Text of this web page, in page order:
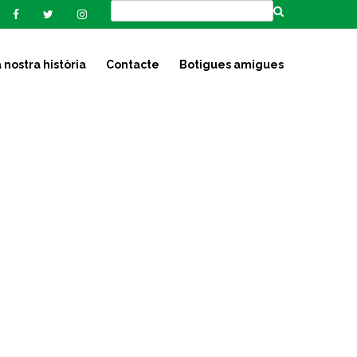
nostra història Contacte Botigues amigues